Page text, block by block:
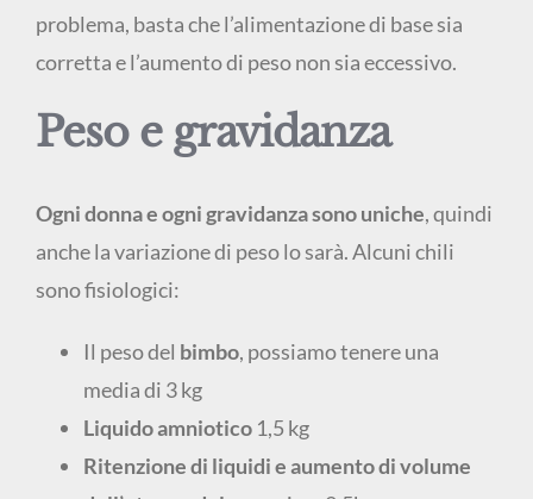
problema, basta che l’alimentazione di base sia
corretta e l’aumento di peso non sia eccessivo.
Peso e gravidanza
Ogni donna e ogni gravidanza sono uniche, quindi
anche la variazione di peso lo sarà. Alcuni chili
sono fisiologici:
Il peso del bimbo, possiamo tenere una
media di 3 kg
Liquido amniotico 1,5 kg
Ritenzione di liquidi e aumento di volume